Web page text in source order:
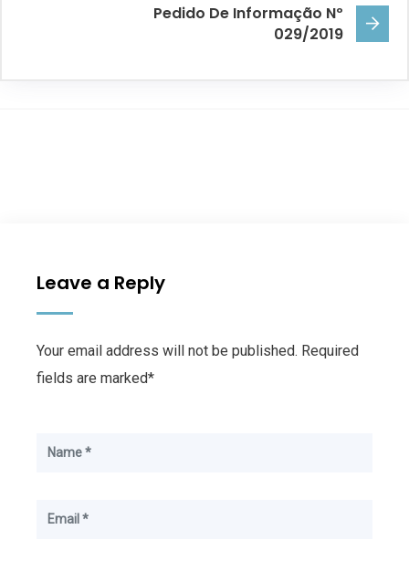
Pedido De Informação Nº
029/2019
Leave a Reply
Your email address will not be published. Required
fields are marked*